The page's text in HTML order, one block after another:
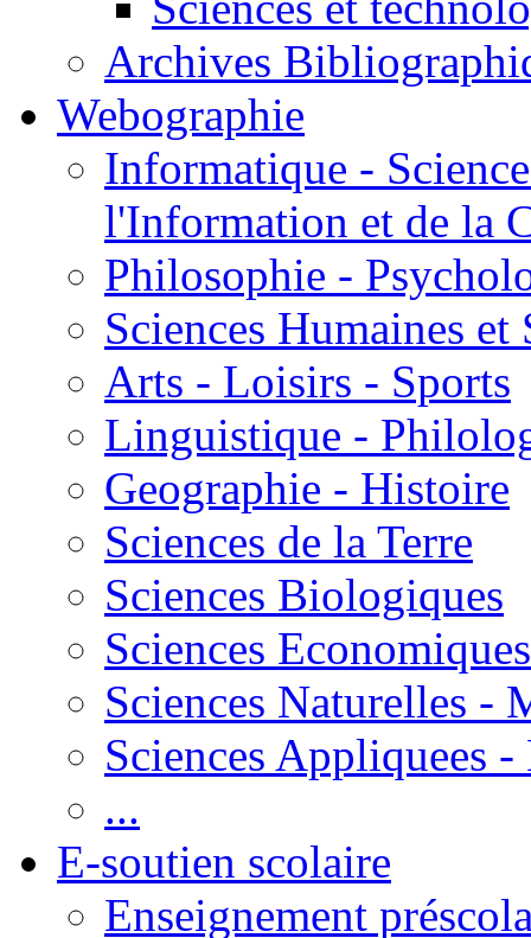
Archives
Webographie
Informatique -
l'Information et de la
Philosophie -
Sciences Humaines et
Arts - Loisirs - Sports
Linguistique -
Geographie - Histoire
Sciences de la Terre
Sciences Biologiques
Sciences Economiques
Sciences Naturelles -
Sciences Appliquees
...
E-soutien scolaire